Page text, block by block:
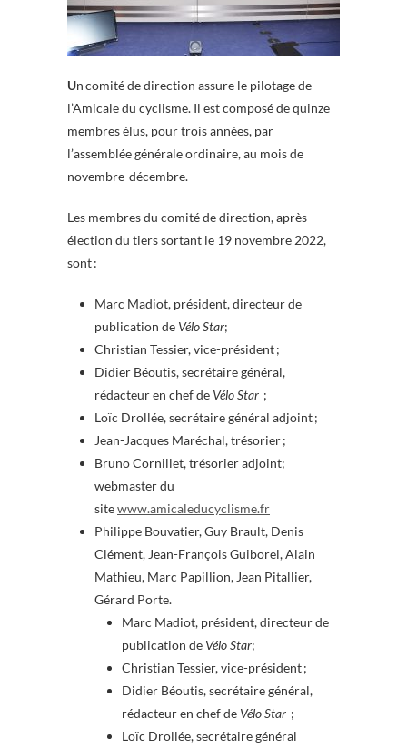
Un comité de direction assure le pilotage de
l’Amicale du cyclisme. Il est composé de quinze
membres élus, pour trois années, par
l’assemblée générale ordinaire, au mois de
novembre-décembre.
Les membres du comité de direction, après
élection du tiers sortant le 19 novembre 2022,
sont :
Marc Madiot, président, directeur de
publication de Vélo Star;
Christian Tessier, vice-président ;
Didier Béoutis, secrétaire général,
rédacteur en chef de Vélo Star ;
Loïc Drollée, secrétaire général adjoint ;
Jean-Jacques Maréchal, trésorier ;
Bruno Cornillet, trésorier adjoint;
webmaster du
sitewww.amicaleducyclisme.fr
Philippe Bouvatier, Guy Brault, Denis
Clément, Jean-François Guiborel, Alain
Mathieu, Marc Papillion, Jean Pitallier,
Gérard Porte.
Marc Madiot, président, directeur de
publication de Vélo Star;
Christian Tessier, vice-président ;
Didier Béoutis, secrétaire général,
rédacteur en chef de Vélo Star ;
Loïc Drollée, secrétaire général